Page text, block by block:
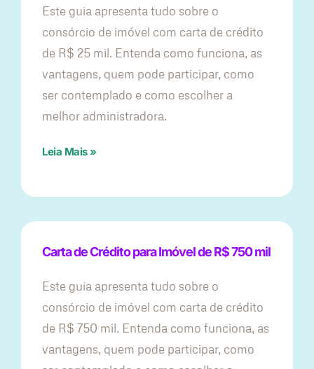
Este guia apresenta tudo sobre o
consórcio de imóvel com carta de crédito
de R$ 25 mil. Entenda como funciona, as
vantagens, quem pode participar, como
ser contemplado e como escolher a
melhor administradora.
Leia Mais »
Carta de Crédito para Imóvel de R$ 750 mil
Este guia apresenta tudo sobre o
consórcio de imóvel com carta de crédito
de R$ 750 mil. Entenda como funciona, as
vantagens, quem pode participar, como